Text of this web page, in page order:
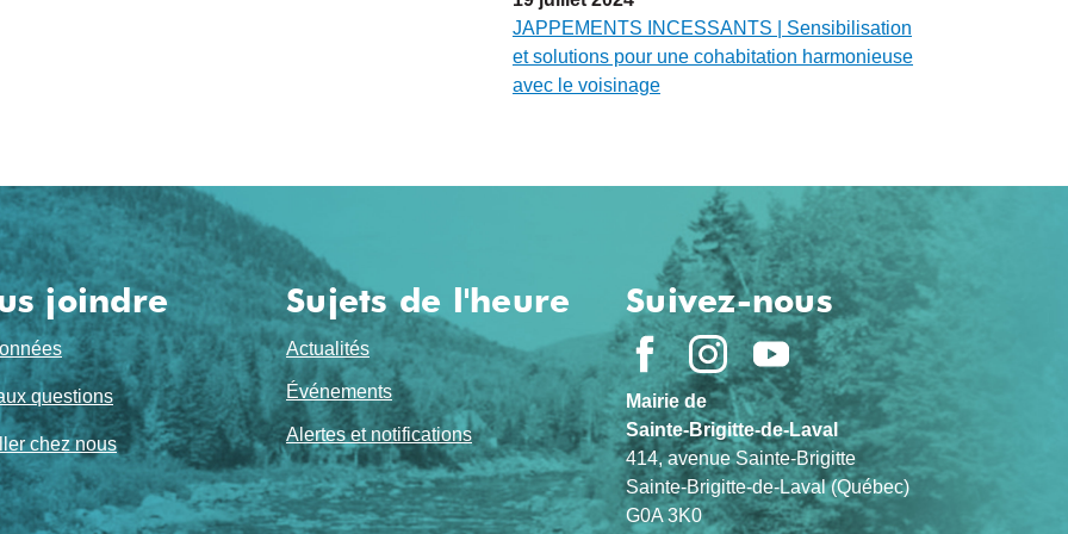
JAPPEMENTS INCESSANTS | Sensibilisation
et solutions pour une cohabitation harmonieuse
avec le voisinage
joindre
questions
chez nous
Sujets de l'heure
Actualités
Événements
Alertes et notifications
Suivez-nous
Mairie de
Sainte-Brigitte-de-Laval
414, avenue Sainte-Brigitte
Sainte-Brigitte-de-Laval (Québec)
G0A 3K0